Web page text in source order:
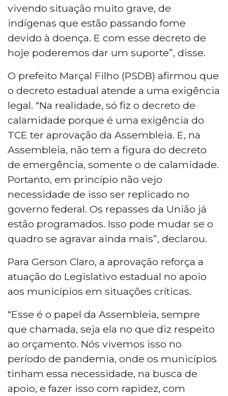
vivendo situação muito grave, de
indígenas que estão passando fome
devido à doença. E com esse decreto de
hoje poderemos dar um suporte”, disse.
O prefeito Marçal Filho (PSDB) afirmou que
o decreto estadual atende a uma exigência
legal. “Na realidade, só fiz o decreto de
calamidade porque é uma exigência do
TCE ter aprovação da Assembleia. E, na
Assembleia, não tem a figura do decreto
de emergência, somente o de calamidade.
Portanto, em princípio não vejo
necessidade de isso ser replicado no
governo federal. Os repasses da União já
estão programados. Isso pode mudar se o
quadro se agravar ainda mais”, declarou.
Para Gerson Claro, a aprovação reforça a
atuação do Legislativo estadual no apoio
aos municípios em situações críticas.
“Esse é o papel da Assembleia, sempre
que chamada, seja ela no que diz respeito
ao orçamento. Nós vivemos isso no
período de pandemia, onde os municípios
tinham essa necessidade, na busca de
apoio, e fazer isso com rapidez, com